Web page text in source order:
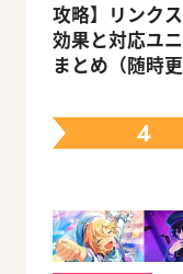
攻略】リンク
効果と対応ユ
まとめ（随時更
4